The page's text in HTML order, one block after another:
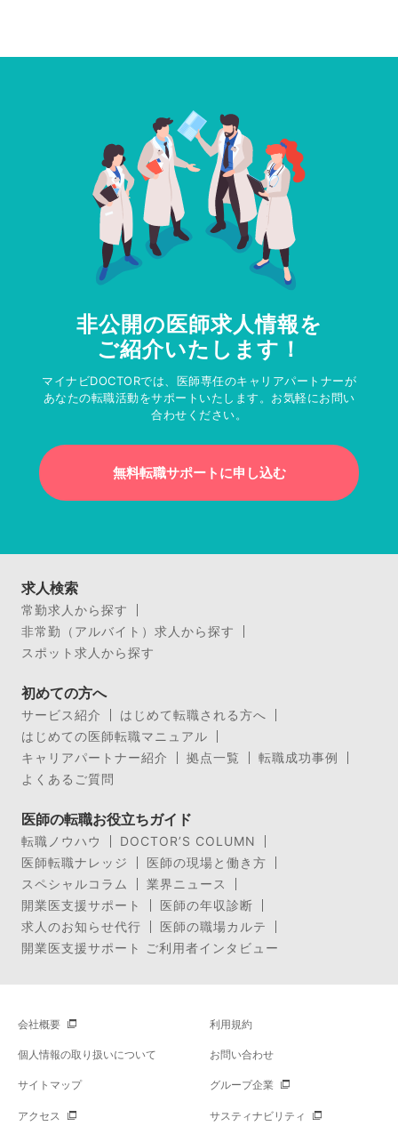
非公開の医師求人情報を
ご紹介いたします！
マイナビDOCTORでは、医師専任のキャリアパートナーが
あなたの転職活動をサポートいたします。お気軽にお問い
合わせください。
無料転職サポートに申し込む
求人検索
常勤求人から探す
非常勤（アルバイト）求人から探す
スポット求人から探す
初めての方へ
サービス紹介
はじめて転職される方へ
はじめての医師転職マニュアル
キャリアパートナー紹介
拠点一覧
転職成功事例
よくあるご質問
医師の転職お役立ちガイド
転職ノウハウ
DOCTOR’S COLUMN
医師転職ナレッジ
医師の現場と働き方
スペシャルコラム
業界ニュース
開業医支援サポート
医師の年収診断
求人のお知らせ代行
医師の職場カルテ
開業医支援サポート ご利用者インタビュー
会社概要 利用規約
個人情報の取り扱いについて お問い合わせ
サイトマップ グループ企業
アクセス サスティナビリティ